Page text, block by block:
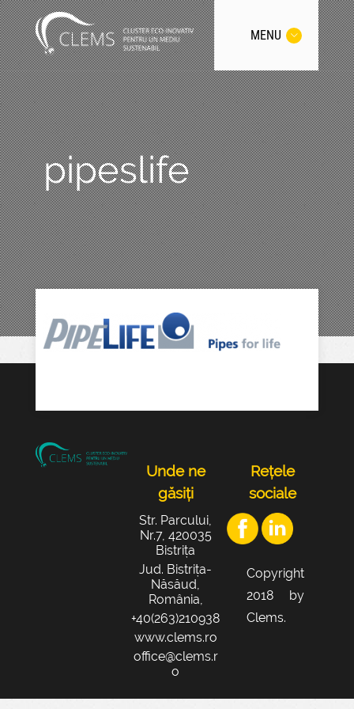
MENU
pipeslife
Unde ne
găsiți
Str. Parcului,
Nr.7, 420035
Bistrița
Jud. Bistrița-
Năsăud,
România,
+40(263)210938
www.clems.ro
office@clems.r
o
Rețele
sociale
Copyright
2018 by
Clems.